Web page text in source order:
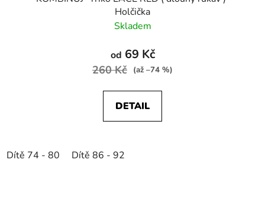
Holčička
Skladem
od 69 Kč
260 Kč (až –74 %)
DETAIL
Dítě 74 - 80 Dítě 86 - 92